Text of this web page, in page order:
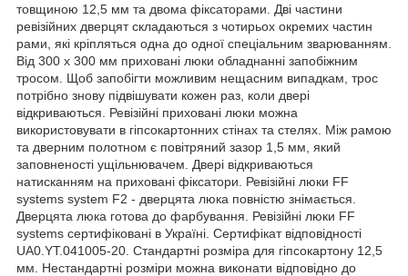
товщиною 12,5 мм та двома фіксаторами. Дві частини
ревізійних дверцят складаються з чотирьох окремих частин
рами, які кріпляться одна до одної спеціальним зварюванням.
Від 300 х 300 мм приховані люки обладнанні запобіжним
тросом. Щоб запобігти можливим нещасним випадкам, трос
потрібно знову підвішувати кожен раз, коли двері
відкриваються. Ревізійні приховані люки можна
використовувати в гіпсокартонних стінах та стелях. Між рамою
та дверним полотном є повітряний зазор 1,5 мм, який
заповненості ущільнювачем. Двері відкриваються
натисканням на приховані фіксатори. Ревізійні люки FF
systems system F2 - дверцята люка повністю знімається.
Дверцята люка готова до фарбування. Ревізійні люки FF
systems сертифіковані в Україні. Сертифікат відповідності
UA0.YT.041005-20. Стандартні розміра для гіпсокартону 12,5
мм. Нестандартні розміри можна виконати відповідно до